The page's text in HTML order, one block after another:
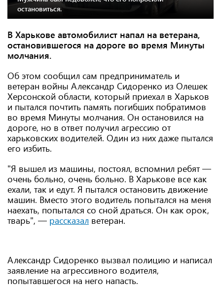
остановиться.
В Харькове автомобилист напал на ветерана,
остановившегося на дороге во время Минуты
молчания.
Об этом сообщил сам предприниматель и
ветеран войны Александр Сидоренко из Олешек
Херсонской области, который приехал в Харьков
и пытался почтить память погибших побратимов
во время Минуты молчания. Он остановился на
дороге, но в ответ получил агрессию от
харьковских водителей. Один из них даже пытался
его избить.
"Я вышел из машины, постоял, вспомнил ребят —
очень больно, очень больно. В Харькове все как
ехали, так и едут. Я пытался остановить движение
машин. Вместо этого водитель попытался на меня
наехать, попытался со сной драться. Он как орок,
тварь", — рассказал ветеран.
Александр Сидоренко вызвал полицию и написал
заявление на агрессивного водителя,
попытавшегося на него напасть.